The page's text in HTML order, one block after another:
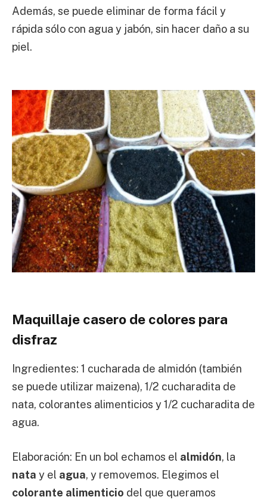
Además, se puede eliminar de forma fácil y
rápida sólo con agua y jabón, sin hacer daño a su
piel.
Maquillaje casero de colores para
disfraz
Ingredientes: 1 cucharada de almidón (también
se puede utilizar maizena), 1/2 cucharadita de
nata, colorantes alimenticios y 1/2 cucharadita de
agua.
Elaboración: En un bol echamos el almidón, la
nata y el agua, y removemos. Elegimos el
colorante alimenticio del que queramos